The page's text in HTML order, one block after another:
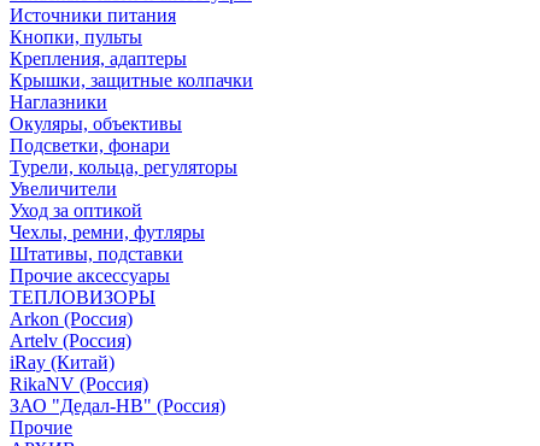
Источники питания
Кнопки, пульты
Крепления, адаптеры
Крышки, защитные колпачки
Наглазники
Окуляры, объективы
Подсветки, фонари
Турели, кольца, регуляторы
Увеличители
Уход за оптикой
Чехлы, ремни, футляры
Штативы, подставки
Прочие аксессуары
ТЕПЛОВИЗОРЫ
Arkon (Россия)
Artelv (Россия)
iRay (Китай)
RikaNV (Россия)
ЗАО "Дедал-НВ" (Россия)
Прочие